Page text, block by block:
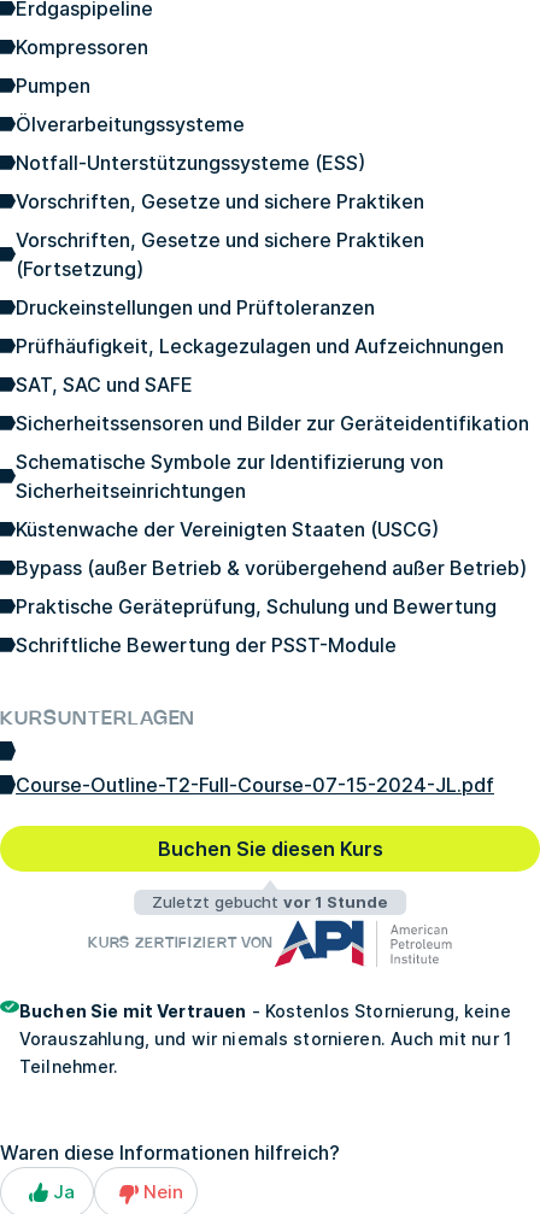
Erdgaspipeline
Kompressoren
Pumpen
Ölverarbeitungssysteme
Notfall-Unterstützungssysteme (ESS)
Vorschriften, Gesetze und sichere Praktiken
Vorschriften, Gesetze und sichere Praktiken
(Fortsetzung)
Druckeinstellungen und Prüftoleranzen
Prüfhäufigkeit, Leckagezulagen und Aufzeichnungen
SAT, SAC und SAFE
Sicherheitssensoren und Bilder zur Geräteidentifikation
Schematische Symbole zur Identifizierung von
Sicherheitseinrichtungen
Küstenwache der Vereinigten Staaten (USCG)
Bypass (außer Betrieb & vorübergehend außer Betrieb)
Praktische Geräteprüfung, Schulung und Bewertung
Schriftliche Bewertung der PSST-Module
KURSUNTERLAGEN
Course-Outline-T2-Full-Course-07-15-2024-JL.pdf
Buchen Sie diesen Kurs
Zuletzt gebucht vor 1 Stunde
KURS ZERTIFIZIERT VON
Buchen Sie mit Vertrauen - Kostenlos Stornierung, keine
Vorauszahlung, und wir niemals stornieren. Auch mit nur 1
Teilnehmer.
Waren diese Informationen hilfreich?
Ja Nein